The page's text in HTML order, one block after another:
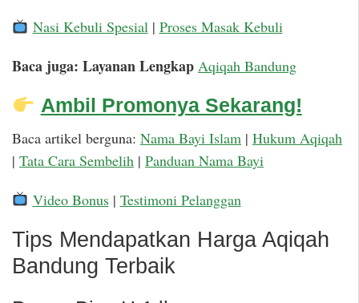
Nasi Kebuli Spesial| Proses Masak Kebuli
Baca juga: Layanan Lengkap Aqiqah Bandung
Ambil Promonya Sekarang!
Baca artikel berguna: Nama Bayi Islam | Hukum Aqiqah
| Tata Cara Sembelih | Panduan Nama Bayi
Video Bonus| Testimoni Pelanggan
Tips Mendapatkan Harga Aqiqah
Bandung Terbaik